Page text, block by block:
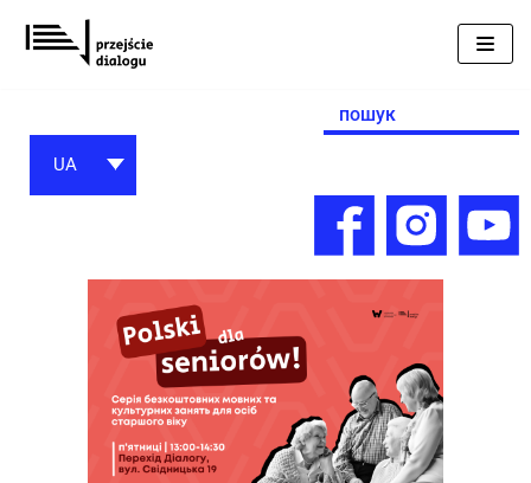
Перейти
до
Search
for:
UA